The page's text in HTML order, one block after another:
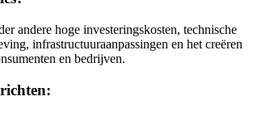
andere hoge investeringskosten, technische
infrastructuuraanpassingen en het creëren
en bedrijven.